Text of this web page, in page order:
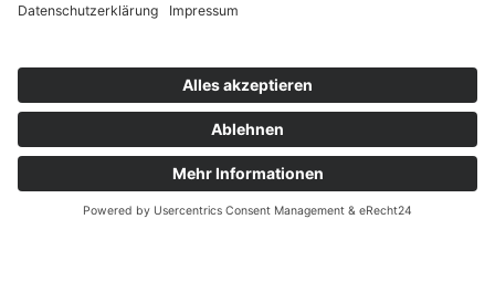
PRESSE & DOWNLOADS
DATENSCHUTZ